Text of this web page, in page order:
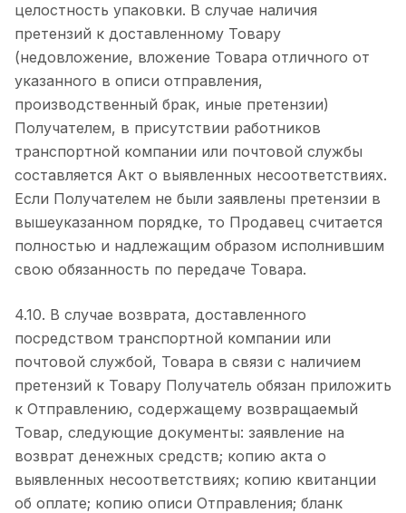
целостность упаковки. В случае наличия
претензий к доставленному Товару
(недовложение, вложение Товара отличного от
указанного в описи отправления,
производственный брак, иные претензии)
Получателем, в присутствии работников
транспортной компании или почтовой службы
составляется Акт о выявленных несоответствиях.
Если Получателем не были заявлены претензии в
вышеуказанном порядке, то Продавец считается
полностью и надлежащим образом исполнившим
свою обязанность по передаче Товара.
4.10. В случае возврата, доставленного
посредством транспортной компании или
почтовой службой, Товара в связи с наличием
претензий к Товару Получатель обязан приложить
к Отправлению, содержащему возвращаемый
Товар, следующие документы: заявление на
возврат денежных средств; копию акта о
выявленных несоответствиях; копию квитанции
об оплате; копию описи Отправления; бланк